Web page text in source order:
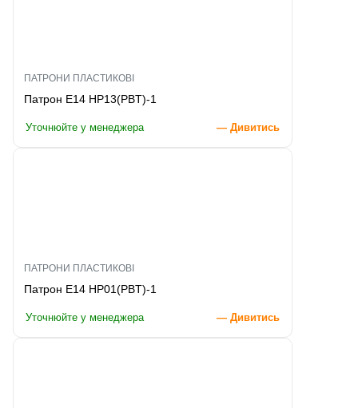
ПАТРОНИ ПЛАСТИКОВІ
Патрон E14 HP13(PBT)-1
Уточнюйте у менеджера — Дивитись
ПАТРОНИ ПЛАСТИКОВІ
Патрон E14 HP01(PBT)-1
Уточнюйте у менеджера — Дивитись